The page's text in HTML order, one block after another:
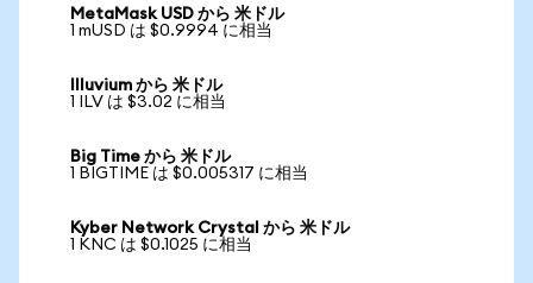
MetaMask USD から 米ドル
1 mUSD は $0.9994 に相当
Illuvium から 米ドル
1 ILV は $3.02 に相当
Big Time から 米ドル
1 BIGTIME は $0.005317 に相当
Kyber Network Crystal から 米ドル
1 KNC は $0.1025 に相当